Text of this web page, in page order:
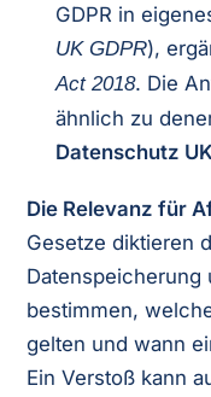
GDPR in
UK GDPR),
Act 2018. Die
ähnlich zu
Datenschutz UK
Die Relevanz für
Gesetze diktieren
Datenspeicherung
bestimmen,
gelten und wann
Ein Verstoß kann